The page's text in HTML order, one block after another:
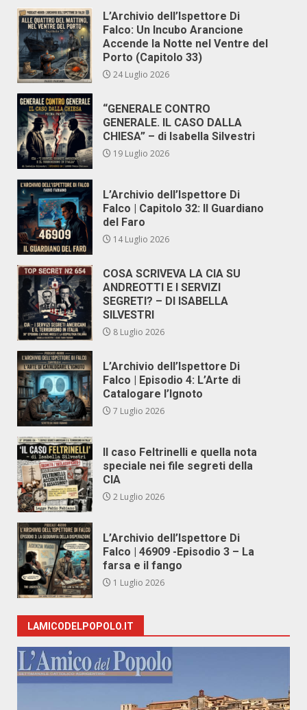
L’Archivio dell’Ispettore Di
Falco: Un Incubo Arancione
Accende la Notte nel Ventre del
Porto (Capitolo 33)
24 Luglio 2026
“GENERALE CONTRO
GENERALE. IL CASO DALLA
CHIESA” – di Isabella Silvestri
19 Luglio 2026
L’Archivio dell’Ispettore Di
Falco | Capitolo 32: Il Guardiano
del Faro
14 Luglio 2026
COSA SCRIVEVA LA CIA SU
ANDREOTTI E I SERVIZI
SEGRETI? – DI ISABELLA
SILVESTRI
8 Luglio 2026
L’Archivio dell’Ispettore Di
Falco | Episodio 4: L’Arte di
Catalogare l’Ignoto
7 Luglio 2026
Il caso Feltrinelli e quella nota
speciale nei file segreti della
CIA
2 Luglio 2026
L’Archivio dell’Ispettore Di
Falco | 46909 -Episodio 3 – La
farsa e il fango
1 Luglio 2026
LAMICODELPOPOLO.IT